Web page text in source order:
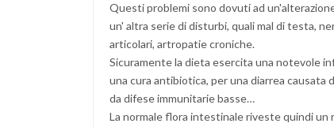
Questi problemi sono dovuti ad
un' altra serie di disturbi, quali mal di testa,
articolari, artropatie croniche.
Sicuramente la dieta esercita una notevole
una cura antibiotica, per una diarrea causata
da difese immunitarie basse…
La normale flora intestinale riveste quindi